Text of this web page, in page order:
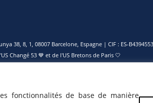
fonctionnalités de base de manière
38, 8, 1, 08007 Barcelone, Espagne | CIF : ES-
US Changé 53 💙 et de l'US Bretons de Paris 🤍